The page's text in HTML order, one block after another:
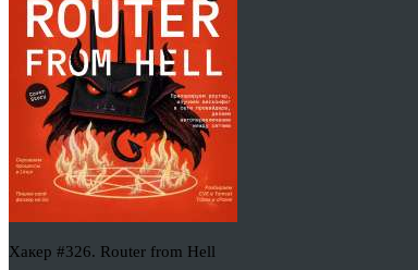
Хакер #326. Router from Hell